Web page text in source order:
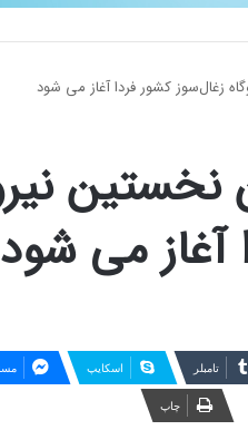
زغال‌سوز کشور فردا آغاز می شود
نخستین
آغاز می شود
تامبلر اسکایپ
چاپ